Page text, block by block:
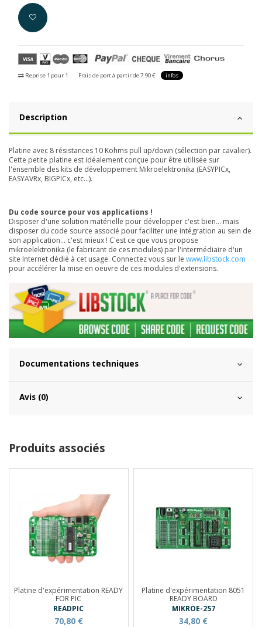
Reprise 1 pour 1 Frais de port à partir de 7.90 € infos
Description
Platine avec 8 résistances 10 Kohms pull up/down (sélection par cavalier).
Cette petite platine est idéalement conçue pour être utilisée sur
l'ensemble des kits de développement Mikroelektronika (EASYPICx,
EASYAVRx, BIGPICx, etc...).
Du code source pour vos applications !
Disposer d'une solution matérielle pour développer c'est bien... mais
disposer du code source associé pour faciliter une intégration au sein de
son application... c'est mieux ! C'est ce que vous propose
mikroelektronika (le fabricant de ces modules) par l'intermédiaire d'un
site Internet dédié à cet usage. Connectez vous sur le www.libstock.com
pour accélérer la mise en oeuvre de ces modules d'extensions.
Documentations techniques
Avis (0)
Produits associés
Platine d'expérimentation READY
FOR PIC
READPIC
70,80 €
Platine d'expérimentation 8051
READY BOARD
MIKROE-257
34,80 €